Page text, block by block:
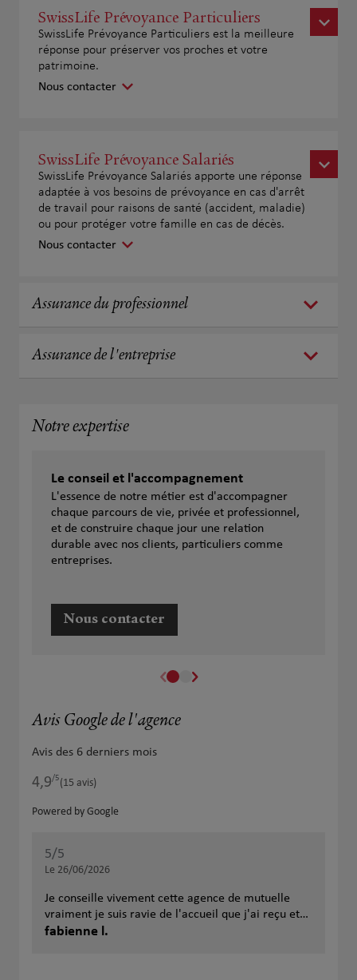
SwissLife Prévoyance Particuliers
SwissLife Prévoyance Particuliers est la meilleure
réponse pour préserver vos proches et votre
patrimoine.
Nous contacter
SwissLife Prévoyance Salariés
SwissLife Prévoyance Salariés apporte une réponse
adaptée à vos besoins de prévoyance en cas d'arrêt
de travail pour raisons de santé (accident, maladie)
ou pour protéger votre famille en cas de décès.
Nous contacter
Assurance du professionnel
Assurance de l'entreprise
Notre expertise
Le conseil et l'accompagnement
L'essence de notre métier est d'accompagner
chaque parcours de vie, privée et professionnel,
et de construire chaque jour une relation
durable avec nos clients, particuliers comme
entreprises.
Nous contacter
Avis Google de l'agence
Avis des 6 derniers mois
4,9/5Note de 4.9 sur 5
(15 avis)
Powered by Google
5/5
Le 26/06/2026
Je conseille vivement cette agence de mutuelle
vraiment je suis ravie de l'accueil que j'ai reçu et
de leur grand professionnalisme et quelle
fabienne l.